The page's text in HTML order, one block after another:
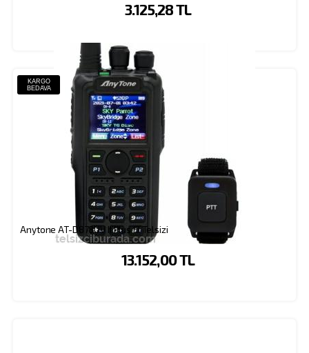
3.125,28 TL
KARGO
BEDAVA
Anytone AT-D878UV II Plus El Telsizi
13.152,00 TL